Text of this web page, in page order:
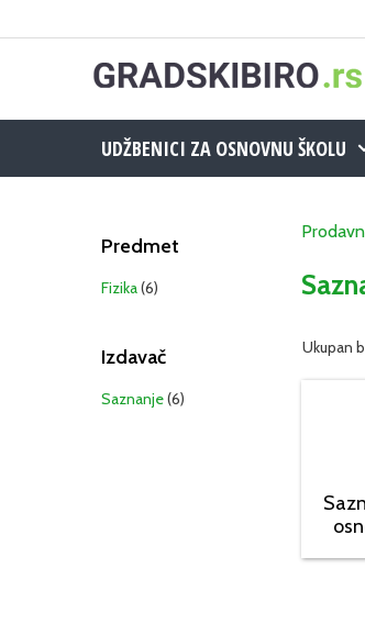
UDŽBENICI ZA OSNOVNU ŠKOLU
Ukupan
Predmet
Fizika(6)
Izdavač
Saznanje(6)